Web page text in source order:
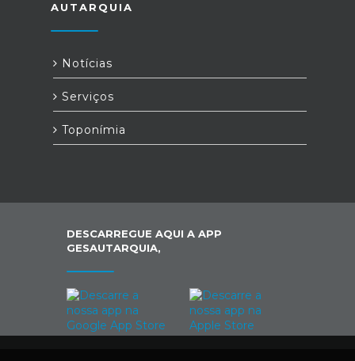
AUTARQUIA
Notícias
Serviços
Toponímia
DESCARREGUE AQUI A APP
GESAUTARQUIA,